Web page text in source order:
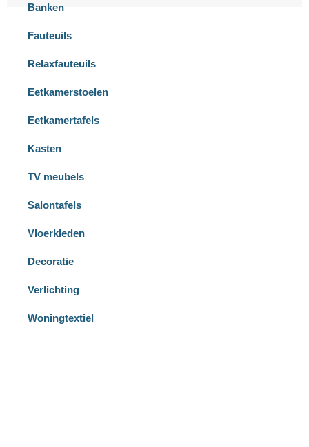
Banken
Fauteuils
Relaxfauteuils
Eetkamerstoelen
Eetkamertafels
Kasten
TV meubels
Salontafels
Vloerkleden
Decoratie
Verlichting
Woningtextiel